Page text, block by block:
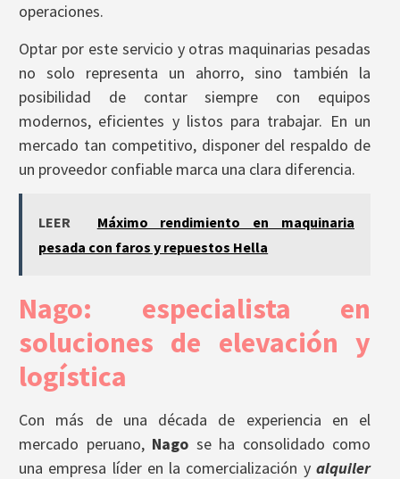
operaciones.
Optar por este servicio y otras maquinarias pesadas
no solo representa un ahorro, sino también la
posibilidad de contar siempre con equipos
modernos, eficientes y listos para trabajar. En un
mercado tan competitivo, disponer del respaldo de
un proveedor confiable marca una clara diferencia.
LEER
Máximo rendimiento en maquinaria
pesada con faros y repuestos Hella
Nago: especialista en
soluciones de elevación y
logística
Con más de una década de experiencia en el
mercado peruano, Nago se ha consolidado como
una empresa líder en la comercialización y alquiler